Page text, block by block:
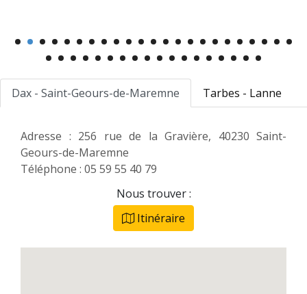
Dax - Saint-Geours-de-Maremne Tarbes - Lanne
Adresse : 256 rue de la Gravière, 40230 Saint-
Geours-de-Maremne
Téléphone : 05 59 55 40 79
Nous trouver :
Itinéraire